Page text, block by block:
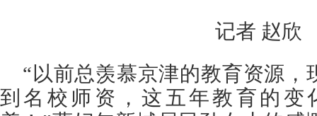
记者 赵欣
“以前总羡慕京津的教育资源，
到名校师资，这五年教育的变